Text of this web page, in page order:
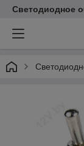
Светодиодное